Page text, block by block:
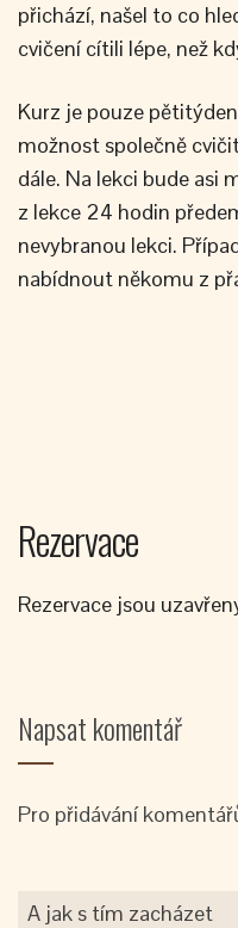
přichází, našel to co
cvičení cítili lépe, než
Kurz je pouze
možnost společně
dále. Na lekci bude asi
z lekce 24 hodin
nevybranou lekci.
nabídnout někomu z
Rezervace
Rezervace jsou
Napsat komentář
Pro přidávání
A jak s tím zacházet